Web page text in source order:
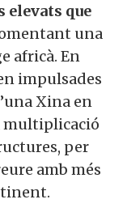
elevats que
una
africà. En
impulsades
Xina en
multiplicació
per
amb més